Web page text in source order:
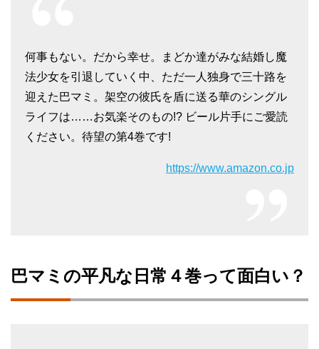
何事もない。だから幸せ。まどか達がみな結婚し魔
法少女を引退していく中、ただ一人独身で三十路を
迎えた巴マミ。架空の彼氏を盾に送る華のシングル
ライフは……お気楽そのもの!? ビール片手にご愛読
ください。待望の第4巻です!
https://www.amazon.co.jp
巴マミの平凡な日常４巻って面白い？